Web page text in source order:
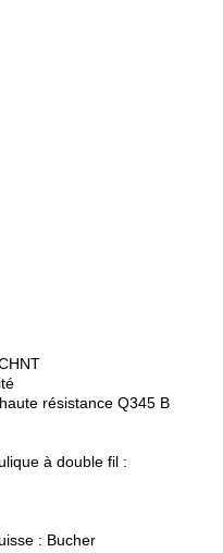
résistance Q345 B
à double fil :
: Bucher